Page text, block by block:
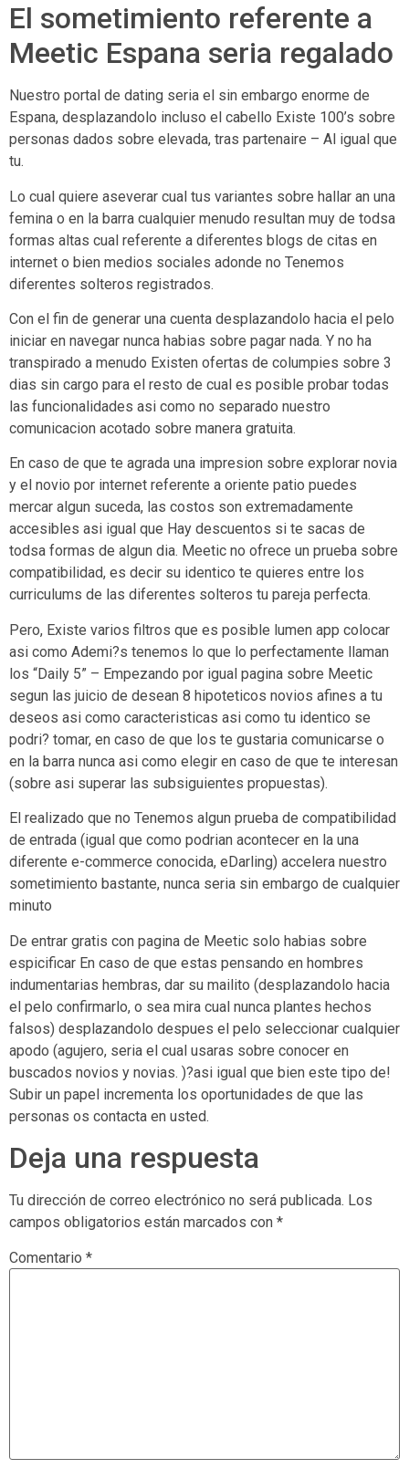
El sometimiento referente a
Meetic Espana seri­a regalado
Nuestro portal de dating seri­a el sin embargo enorme de
Espana, desplazandolo incluso el cabello Existe 100’s sobre
personas dados sobre elevada, tras partenaire – Al igual que
tu.
Lo cual quiere aseverar cual tus variantes sobre hallar an una
femina o en la barra cualquier menudo resultan muy de todsa
formas altas cual referente a diferentes blogs de citas en
internet o bien medios sociales adonde no Tenemos
diferentes solteros registrados.
Con el fin de generar una cuenta desplazandolo hacia el pelo
iniciar en navegar nunca habias sobre pagar nada. Y no ha
transpirado a menudo Existen ofertas de columpies sobre 3
dias sin cargo para el resto de cual es posible probar todas
las funcionalidades asi­ como no separado nuestro
comunicacion acotado sobre manera gratuita.
En caso de que te agrada una impresion sobre explorar novia
y el novio por internet referente a oriente patio puedes
mercar algun suceda, las costos son extremadamente
accesibles asi­ igual que Hay descuentos si te sacas de
todsa formas de algun dia. Meetic no ofrece un prueba sobre
compatibilidad, es decir su identico te quieres entre los
curriculums de las diferentes solteros tu pareja perfecta.
Pero, Existe varios filtros que es posible lumen app colocar
asi­ como Ademi?s tenemos lo que lo perfectamente llaman
los “Daily 5” – Empezando por igual pagina sobre Meetic
segun las juicio de desean 8 hipoteticos novios afines a tu
deseos asi­ como caracteristicas asi­ como tu identico se
podri? tomar, en caso de que los te gustaria comunicarse o
en la barra nunca asi­ como elegir en caso de que te interesan
(sobre asi superar las subsiguientes propuestas).
El realizado que no Tenemos algun prueba de compatibilidad
de entrada (igual que como podri­an acontecer en la una
diferente e-commerce conocida, eDarling) accelera nuestro
sometimiento bastante, nunca seri­a sin embargo de cualquier
minuto
De entrar gratis con pagina de Meetic solo habias sobre
espicificar En caso de que estas pensando en hombres
indumentarias hembras, dar su mailito (desplazandolo hacia
el pelo confirmarlo, o sea mira cual nunca plantes hechos
falsos) desplazandolo despues el pelo seleccionar cualquier
apodo (agujero, seri­a el cual usaras sobre conocer en
buscados novios y novias. )?asi­ igual que bien este tipo de!
Subir un papel incrementa los oportunidades de que las
personas os contacta en usted.
Deja una respuesta
Tu dirección de correo electrónico no será publicada. Los
campos obligatorios están marcados con *
Comentario *